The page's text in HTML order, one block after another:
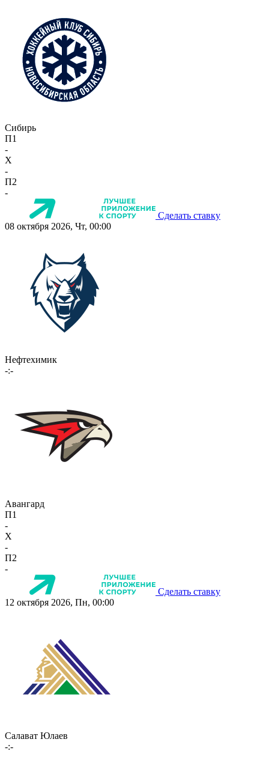
Сибирь
П1
-
X
-
П2
-
Сделать ставку
08 октября 2026, Чт, 00:00
Нефтехимик
-:-
Авангард
П1
-
X
-
П2
-
Сделать ставку
12 октября 2026, Пн, 00:00
Салават Юлаев
-:-